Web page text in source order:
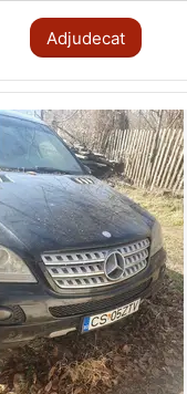
Adjudecat